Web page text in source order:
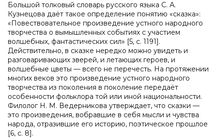
Большой толковый словарь русского языка С. А.
Кузнецова даёт такое определение понятию «сказка»:
«Повествовательное произведение устного народного
творчества о вымышленных событиях с участием
волшебных, фантастических сил» [5, с. 1191].
Действительно, в сказке нередко можно увидеть и
разговаривающих зверей, и летающих героев, и
волшебные цветы — всего не перечесть. На протяжении
многих веков это произведение устного народного
творчества из поколения в поколение передаёт
особенности фольклора той или иной национальности.
Филолог Н. М. Ведерникова утверждает, что сказки —
это произведения, вобравшие в себя мысли и чувства
народа, отразившие его историю, поэтическое прошлое
[6, с. 8].